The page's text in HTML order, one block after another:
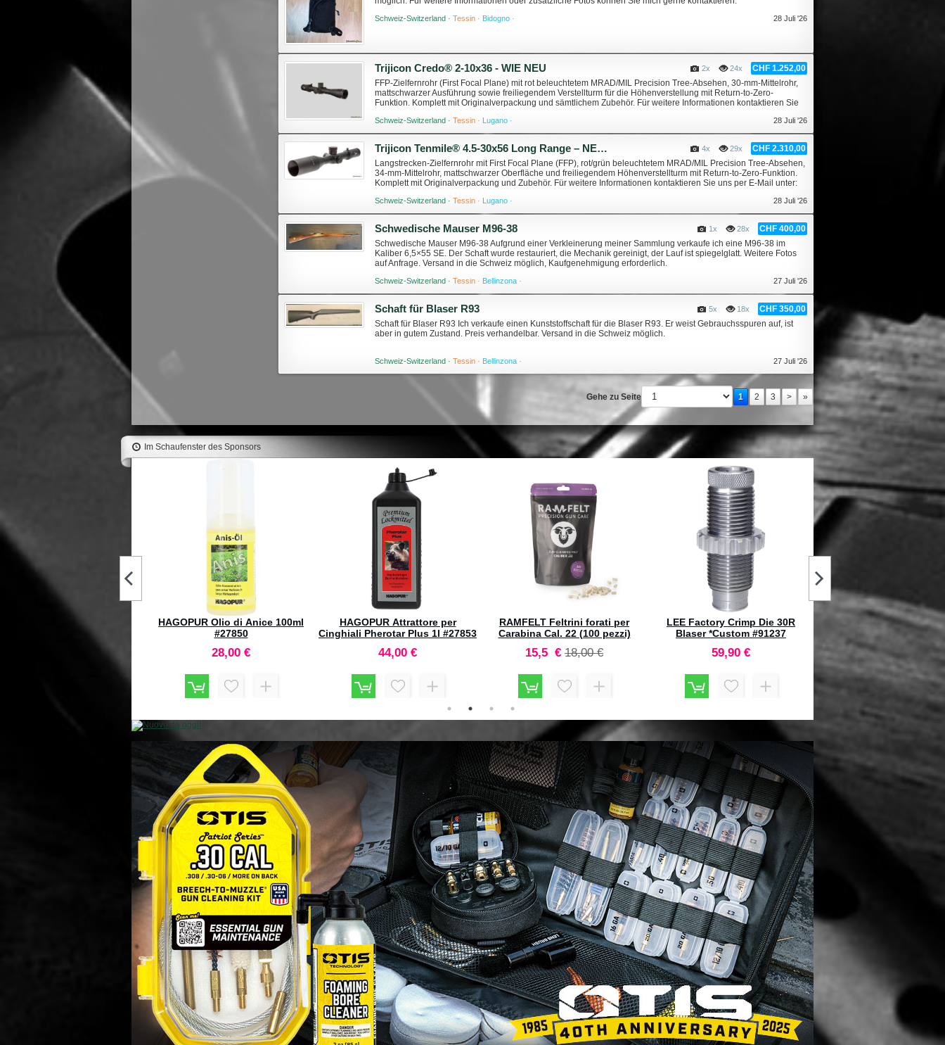
Schweiz-Switzerland ·Tessin · Bidogno · 28 Juli '26
Trijicon Credo® 2-10x36 - WIE NEU CHF 1.252,00
24x
2x
FFP-Zielfernrohr (First Focal Plane) mit rot beleuchtetem MRAD/MIL Precision Tree-Absehen, 30-mm-Mittelrohr,
mattschwarzer Ausführung sowie freiliegendem Verstellturm für die Höhenverstellung mit Return-to-Zero-
Funktion. Komplett mit Originalverpackung und sämtlichem Zubehör. Für weitere Informationen kontaktieren Sie
Schweiz-Switzerland ·Tessin · Lugano · 28 Juli '26
Trijicon Tenmile® 4.5-30x56 Long Range – NEU, NUR EINMAIL MONTIERT CHF 2.310,00
29x
4x
Langstrecken-Zielfernrohr mit First Focal Plane (FFP), rot/grün beleuchtetem MRAD/MIL Precision Tree-Absehen,
34-mm-Mittelrohr, mattschwarzer Oberfläche und freiliegendem Höhenverstellturm mit Return-to-Zero-Funktion.
Komplett mit Originalverpackung und Zubehör. Für weitere Informationen kontaktieren Sie uns per E-Mail unter:
Schweiz-Switzerland ·Tessin · Lugano · 28 Juli '26
Schwedische Mauser M96-38 CHF 400,00
28x
1x
Schwedische Mauser M96-38 Aufgrund einer Verkleinerung meiner Sammlung verkaufe ich eine M96-38 im
Kaliber 6,5×55 SE. Der Schaft wurde restauriert, die Mechanik gereinigt, der Lauf ist spiegelglatt. Weitere Fotos
auf Anfrage. Versand in die Schweiz möglich, Kaufgenehmigung erforderlich.
Schweiz-Switzerland ·Tessin · Bellinzona · 27 Juli '26
Schaft für Blaser R93 CHF 350,00
18x
5x
Schaft für Blaser R93 Ich verkaufe einen Kunststoffschaft für die Blaser R93. Er weist Gebrauchsspuren auf, ist
aber in gutem Zustand. Preis verhandelbar. Versand in die Schweiz möglich.
Schweiz-Switzerland ·Tessin · Bellinzona · 27 Juli '26
Gehe zu Seite 1 2 3 > »
Im Schaufenster des Sponsors
Rifle Blu Trasparente
18,90 € 36,20 €
RCBS Trim Mate Case Prep
Center Carbide Deburring Tool
#90384
121,90 €
HORNADY 6.5mm
Lenght Sizer Die
87,60 €